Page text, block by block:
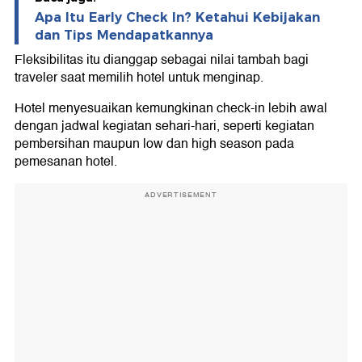
Apa Itu Early Check In? Ketahui Kebijakan
dan Tips Mendapatkannya
Fleksibilitas itu dianggap sebagai nilai tambah bagi
traveler saat memilih hotel untuk menginap.
Hotel menyesuaikan kemungkinan check-in lebih awal
dengan jadwal kegiatan sehari-hari, seperti kegiatan
pembersihan maupun low dan high season pada
pemesanan hotel.
ADVERTISEMENT